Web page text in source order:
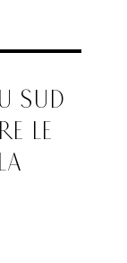
SUD
LE